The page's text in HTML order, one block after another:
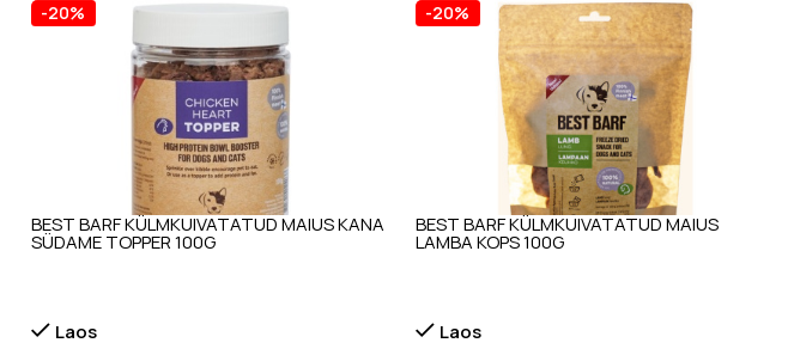
-20%
BEST BARF KÜLMKUIVATATUD MAIUS KANA
SÜDAME TOPPER 100G
Laos
-20%
BEST BARF KÜLMKUIVATATUD MAIUS
LAMBA KOPS 100G
Laos